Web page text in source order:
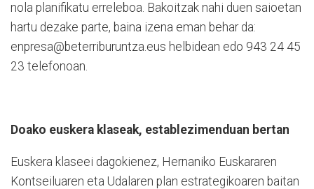
nola planifikatu erreleboa. Bakoitzak nahi duen saioetan
hartu dezake parte, baina izena eman behar da:
enpresa@beterriburuntza.eus helbidean edo 943 24 45
23 telefonoan.
Doako euskera klaseak, establezimenduan bertan
Euskera klaseei dagokienez, Hernaniko Euskararen
Kontseiluaren eta Udalaren plan estrategikoaren baitan